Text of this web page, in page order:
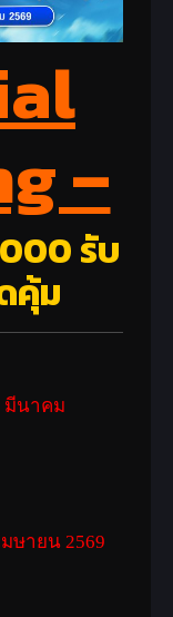
–
รับ
คุ้ม
มีนาคม
มษายน 2569